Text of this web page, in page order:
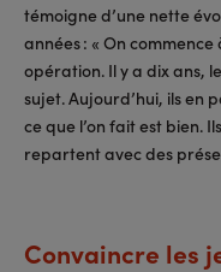
témoigne d’une nette
années : « On
opération. Il y a dix ans,
sujet. Aujourd’hui, ils en
ce que l’on fait est bien.
repartent avec des
Convaincre les